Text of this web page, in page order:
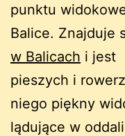
punktu
Balice. Znajduje
w Balicach i jest
pieszych i
niego piękny
lądujące w